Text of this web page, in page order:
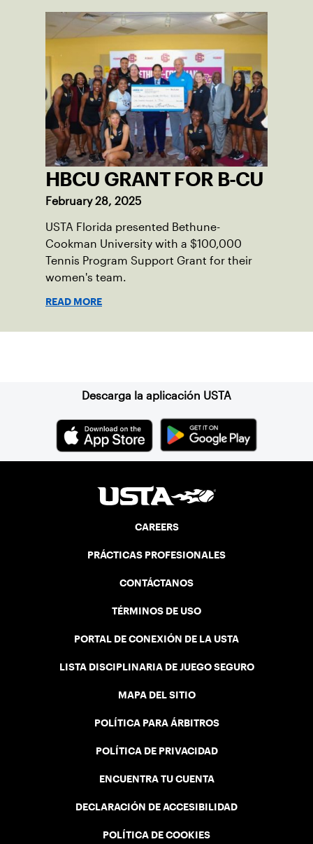
HBCU GRANT FOR B-CU
February 28, 2025
USTA Florida presented Bethune-
Cookman University with a $100,000
Tennis Program Support Grant for their
women's team.
READ MORE
Descarga la aplicación USTA
CAREERS
PRÁCTICAS PROFESIONALES
CONTÁCTANOS
TÉRMINOS DE USO
PORTAL DE CONEXIÓN DE LA USTA
LISTA DISCIPLINARIA DE JUEGO SEGURO
MAPA DEL SITIO
POLÍTICA PARA ÁRBITROS
POLÍTICA DE PRIVACIDAD
ENCUENTRA TU CUENTA
DECLARACIÓN DE ACCESIBILIDAD
POLÍTICA DE COOKIES